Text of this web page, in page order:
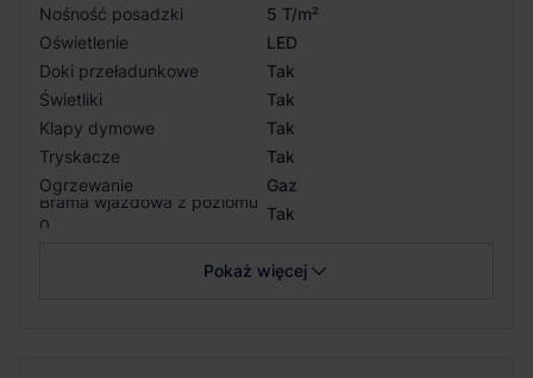
Nośność posadzki
5 T/m²
Oświetlenie
LED
Doki przeładunkowe
Tak
Świetliki
Tak
Klapy dymowe
Tak
Tryskacze
Tak
Ogrzewanie
Gaz
Brama wjazdowa z poziomu
0
Tak
Pokaż więcej